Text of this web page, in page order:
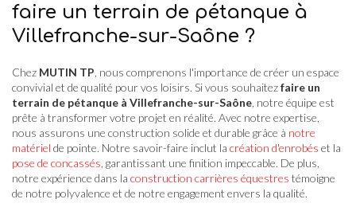
faire un terrain de pétanque à
Villefranche-sur-Saône ?
Chez MUTIN TP , nous comprenons l'importance de créer un espace
convivial et de qualité pour vos loisirs. Si vous souhaitezfaire un
terrain de pétanque à Villefranche-sur-Saône , notre équipe est
prête à transformer votre projet en réalité. Avec notre expertise,
nous assurons une construction solide et durable grâce à notre
matériel de pointe. Notre savoir-faire inclut la création d'enrobés et la
pose de concassés , garantissant une finition impeccable. De plus,
notre expérience dans la construction carrières équestres témoigne
de notre polyvalence et de notre engagement envers la qualité.